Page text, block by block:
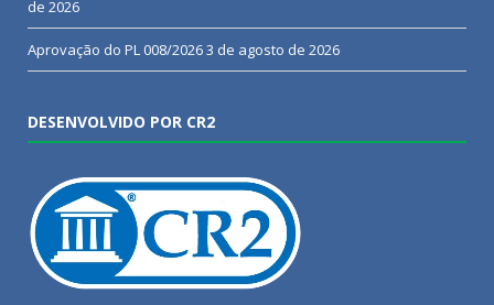
de 2026
Aprovação do PL 008/20263 de agosto de 2026
DESENVOLVIDO POR CR2